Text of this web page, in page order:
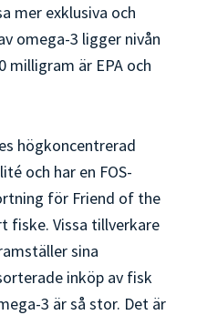
mer exklusiva och
omega-3 ligger nivån
milligram är EPA och
högkoncentrerad
och har en FOS-
för Friend of the
fiske. Vissa tillverkare
sina
inköp av fisk
3 är så stor. Det är